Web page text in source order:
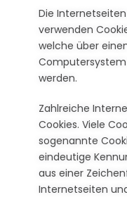
Die Internetseiten
verwenden
welche über
werden.
Zahlreiche
Cookies. Viele
sogenannte
eindeutige
aus einer
Internetseiten